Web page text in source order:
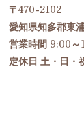
〒470-2102
愛知県知多郡東
営業時間 9:00～
定休日 土・日・